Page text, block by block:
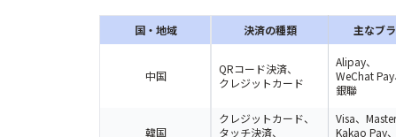
国・地域 決済の種類 主なブ
中国
QRコード決済、
クレジットカード
Alipay、
WeChat Pay
銀聯
韓国
クレジットカード、
タッチ決済、
Visa、
Kakao Pay、